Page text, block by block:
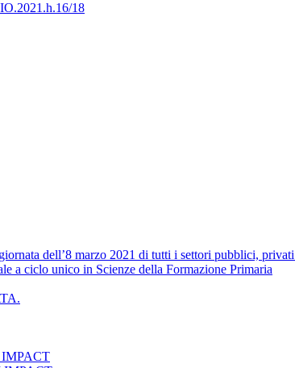
18
dell’8 marzo 2021 di tutti i settori pubblici,
a ciclo unico in Scienze della Formazione Primaria
IMPACT